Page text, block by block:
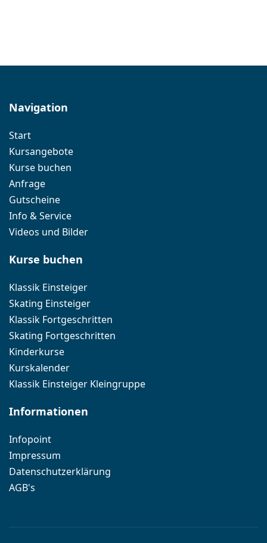
Navigation
Start
Kursangebote
Kurse buchen
Anfrage
Gutscheine
Info & Service
Videos und Bilder
Kurse buchen
Klassik Einsteiger
Skating Einsteiger
Klassik Fortgeschritten
Skating Fortgeschritten
Kinderkurse
Kurskalender
Klassik Einsteiger Kleingruppe
Informationen
Infopoint
Impressum
Datenschutzerklärung
AGB's